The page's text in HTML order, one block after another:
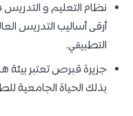
نظام التعليم و
أرقى أساليب التدريس
التطبيقي.
جزيرة قبرص تعتبر بيئة
بذلك الحياة الجامعية